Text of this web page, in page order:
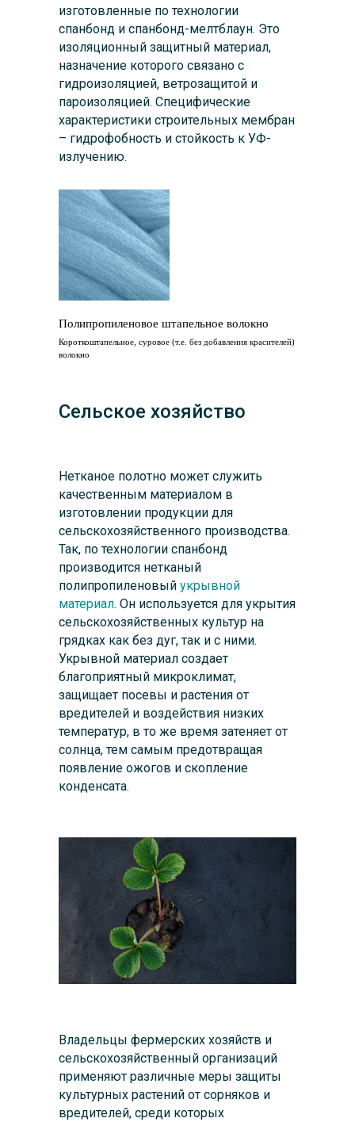
изготовленные по технологии
спанбонд и спанбонд-мелтблаун. Это
изоляционный защитный материал,
назначение которого связано с
гидроизоляцией, ветрозащитой и
пароизоляцией. Специфические
характеристики строительных мембран
– гидрофобность и стойкость к УФ-
излучению.
Полипропиленовое штапельное волокно
Короткоштапельное, суровое (т.е. без добавления красителей)
волокно
Сельское хозяйство
Нетканое полотно может служить
качественным материалом в
изготовлении продукции для
сельскохозяйственного производства.
Так, по технологии спанбонд
производится нетканый
полипропиленовый укрывной
материал. Он используется для укрытия
сельскохозяйственных культур на
грядках как без дуг, так и с ними.
Укрывной материал создает
благоприятный микроклимат,
защищает посевы и растения от
вредителей и воздействия низких
температур, в то же время затеняет от
солнца, тем самым предотвращая
появление ожогов и скопление
конденсата.
Владельцы фермерских хозяйств и
сельскохозяйственный организаций
применяют различные меры защиты
культурных растений от сорняков и
вредителей, среди которых